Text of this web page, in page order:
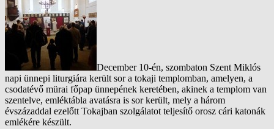
December 10-én, szombaton Szent Miklós
napi ünnepi liturgiára került sor a tokaji templomban, amelyen, a
csodatévő mürai főpap ünnepének keretében, akinek a templom van
szentelve, emléktábla avatásra is sor került, mely a három
évszázaddal ezelőtt Tokajban szolgálatot teljesítő orosz cári katonák
emlékére készült.